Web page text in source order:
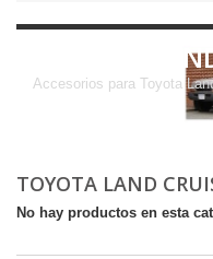
TOYOTA
Accesorios para Toyota
TOYOTA LAND
No hay productos en esta